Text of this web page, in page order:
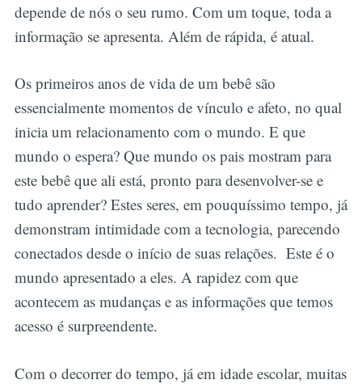
depende de nós o seu rumo. Com um toque, toda a
informação se apresenta. Além de rápida, é atual.
Os primeiros anos de vida de um bebê são
essencialmente momentos de vínculo e afeto, no qual
inicia um relacionamento com o mundo. E que
mundo o espera? Que mundo os pais mostram para
este bebê que ali está, pronto para desenvolver-se e
tudo aprender? Estes seres, em pouquíssimo tempo, já
demonstram intimidade com a tecnologia, parecendo
conectados desde o início de suas relações. Este é o
mundo apresentado a eles. A rapidez com que
acontecem as mudanças e as informações que temos
acesso é surpreendente.
Com o decorrer do tempo, já em idade escolar, muitas